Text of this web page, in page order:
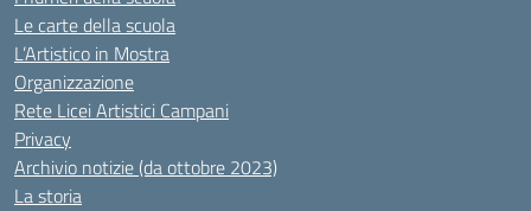
Le carte della scuola
L’Artistico in Mostra
Organizzazione
Rete Licei Artistici Campani
Privacy
Archivio notizie (da ottobre 2023)
La storia